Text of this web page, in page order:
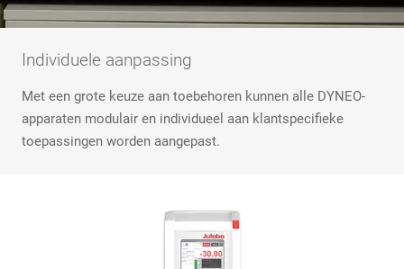
Individuele aanpassing
Met een grote keuze aan toebehoren kunnen alle DYNEO-
apparaten modulair en individueel aan klantspecifieke
toepassingen worden aangepast.